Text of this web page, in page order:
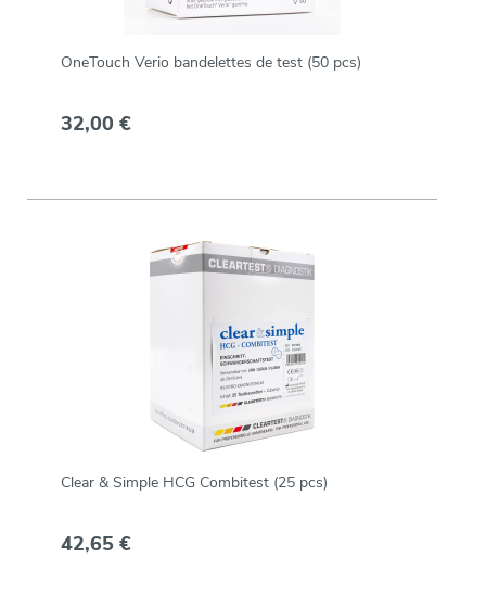
OneTouch Verio bandelettes de test (50 pcs)
32,00 €
Clear & Simple HCG Combitest (25 pcs)
42,65 €